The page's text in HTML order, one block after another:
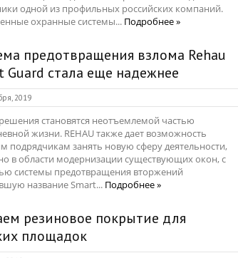
одной из профильных российских компаний.
охранные системы... Подробнее »
предотвращения взлома Rehau
Guard стала еще надежнее
2019
становятся неотъемлемой частью
жизни. REHAU также дает возможность
подрядчикам занять новую сферу деятельности,
в области модернизации существующих окон, с
системы предотвращения вторжений
название Smart... Подробнее »
резиновое покрытие для
площадок